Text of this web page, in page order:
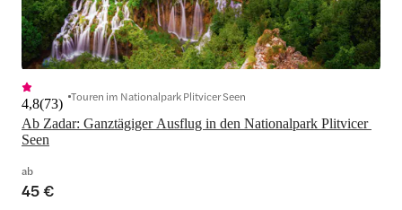
Ab Zadar: Ganztägiger Ausflug in den Nationalpark Plitvicer
Seen
4,8(73) Touren im Nationalpark Plitvicer Seen
ab
45 €